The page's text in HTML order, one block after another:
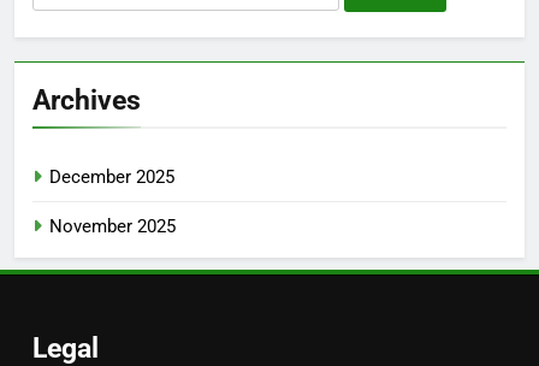
for:
Archives
December 2025
November 2025
Legal